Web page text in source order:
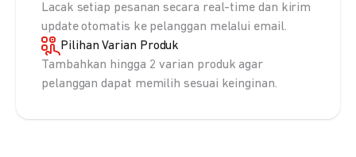
Lacak setiap pesanan secara real-time dan kirim
update otomatis ke pelanggan melalui email.
Pilihan Varian Produk
Tambahkan hingga 2 varian produk agar
pelanggan dapat memilih sesuai keinginan.